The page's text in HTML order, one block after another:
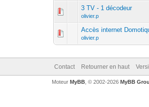
3 TV - 1 décodeur
olivier.p
Accès internet
olivier.p
Contact Retourner en haut
Moteur MyBB, © 2002-2026 MyBB